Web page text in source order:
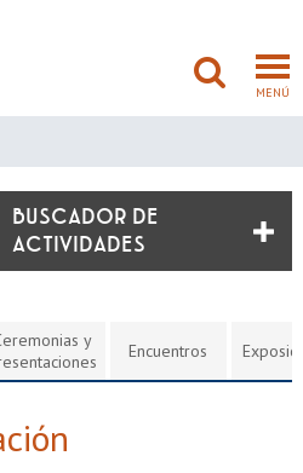
MENÚ
BUSCADOR DE
ACTIVIDADES
y
Encuentros